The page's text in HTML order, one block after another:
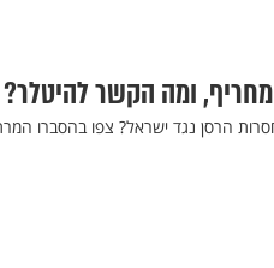
ומה הקשר
הרסן נגד ישראל? צפו בהסברו